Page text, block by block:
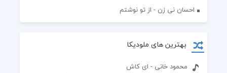
احسان نی زن - از تو نوشتم
بهترین های ملودیکا
محمود خانی - ای کاش